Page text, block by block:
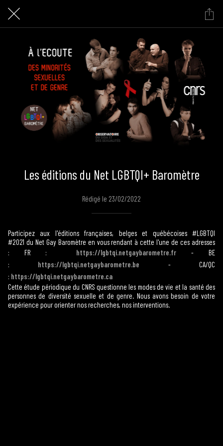
Les éditions du Net LGBTQI+ Baromètre
Rédigé le 23/02/2022
Participez aux l'éditions françaises, belges et québécoises #LGBTQI
#2021 du Net Gay Baromètre en vous rendant à cette l'une de ces adresses
: FR : https://lgbtqi.netgaybarometre.fr - BE
: https://lgbtqi.netgaybarometre.be - CA/QC
: https://lgbtqi.netgaybarometre.ca
Cette étude périodique du CNRS questionne les modes de vie et la santé des
personnes de diversité sexuelle et de genre. Nous avons besoin de votre
expérience pour orienter nos recherches, nos interventions.